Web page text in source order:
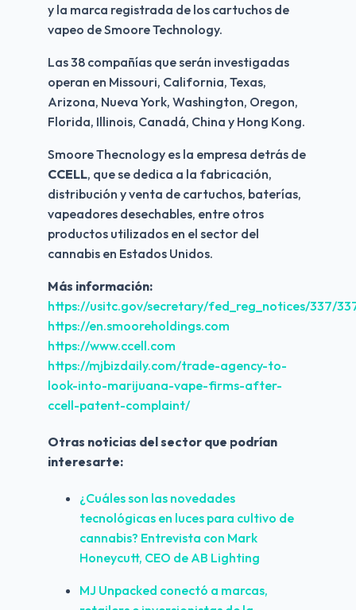
y la marca registrada de los cartuchos de
vapeo de Smoore Technology.
Las 38 compañías que serán investigadas
operan en Missouri, California, Texas,
Arizona, Nueva York, Washington, Oregon,
Florida, Illinois, Canadá, China y Hong Kong.
CCELL, que se dedica a la fabricación,
distribución y venta de cartuchos, baterías,
vapeadores desechables, entre otros
productos utilizados en el sector del
cannabis en Estados Unidos.
Más información:
https://usitc.gov/secretary/fed_reg_notices/337/
https://en.smooreholdings.com
https://www.ccell.com
https://mjbizdaily.com/trade-agency-to-
look-into-marijuana-vape-firms-after-
ccell-patent-complaint/
Otras noticias del sector que podrían
interesarte:
¿Cuáles son las novedades
tecnológicas en luces para cultivo de
cannabis? Entrevista con Mark
Honeycutt, CEO de AB Lighting
MJ Unpacked conectó a marcas,